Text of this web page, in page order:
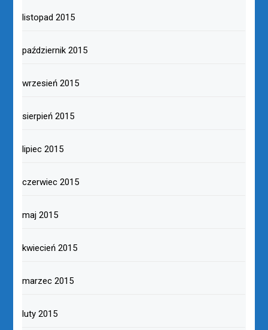
listopad 2015
październik 2015
wrzesień 2015
sierpień 2015
lipiec 2015
czerwiec 2015
maj 2015
kwiecień 2015
marzec 2015
luty 2015